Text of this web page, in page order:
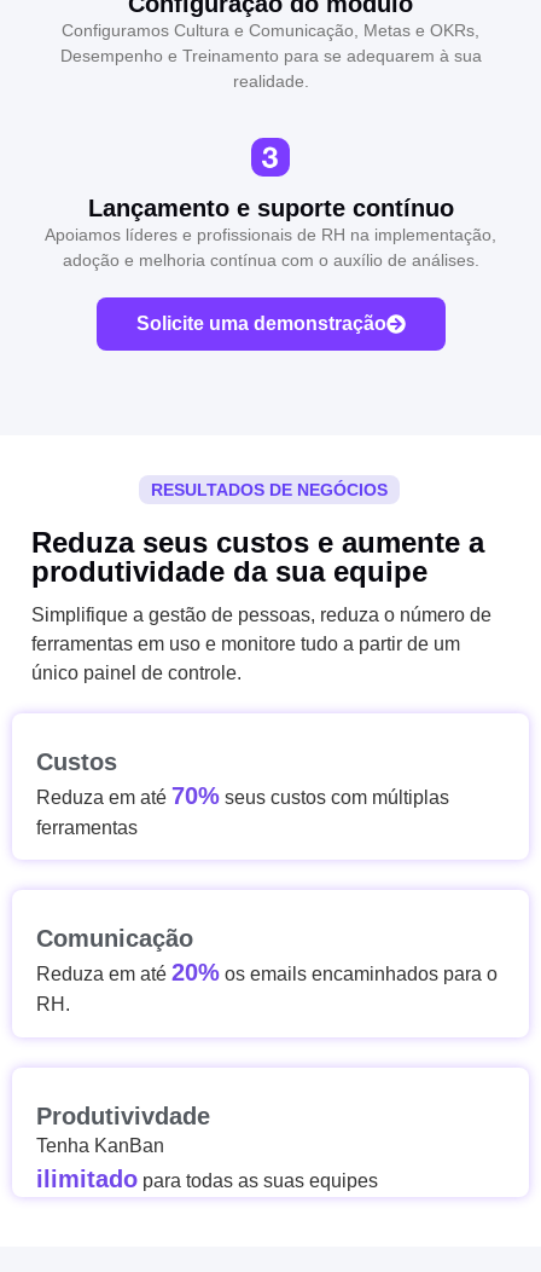
Configuramos Cultura e Comunicação, Metas e OKRs,
Desempenho e Treinamento para se adequarem à sua
realidade.
Lançamento e suporte contínuo
Apoiamos líderes e profissionais de RH na implementação,
adoção e melhoria contínua com o auxílio de análises.
Solicite uma demonstração
RESULTADOS DE NEGÓCIOS
Reduza seus custos e aumente a
produtividade da sua equipe
Simplifique a gestão de pessoas, reduza o número de
ferramentas em uso e monitore tudo a partir de um
único painel de controle.
Custos
Reduza em até 70% seus custos com múltiplas
ferramentas
Comunicação
Reduza em até 20% os emails encaminhados para o
RH.
Produtivivdade
Tenha KanBan
ilimitado para todas as suas equipes